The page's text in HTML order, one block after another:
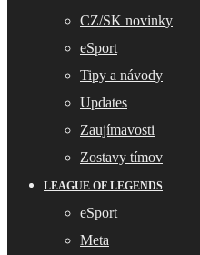
CZ/SK novinky
eSport
Tipy a návody
Updates
Zaujímavosti
Zostavy tímov
LEAGUE OF LEGENDS
eSport
Meta